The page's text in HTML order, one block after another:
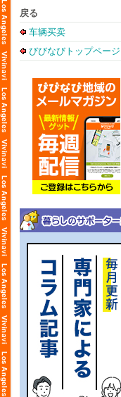
戻る
车辆买卖
びびなびトップページ